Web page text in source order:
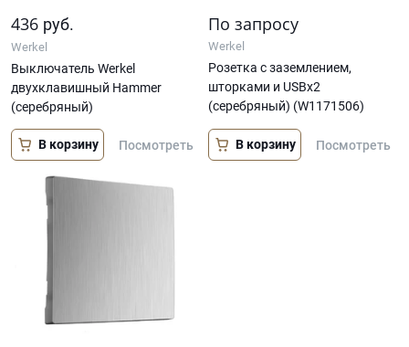
436 руб.
Werkel
Выключатель Werkel
двухклавишный Hammer
(серебряный)
В корзину Посмотреть
По запросу
Werkel
Розетка с заземлением,
шторками и USBх2
(серебряный) (W1171506)
В корзину Посмотреть